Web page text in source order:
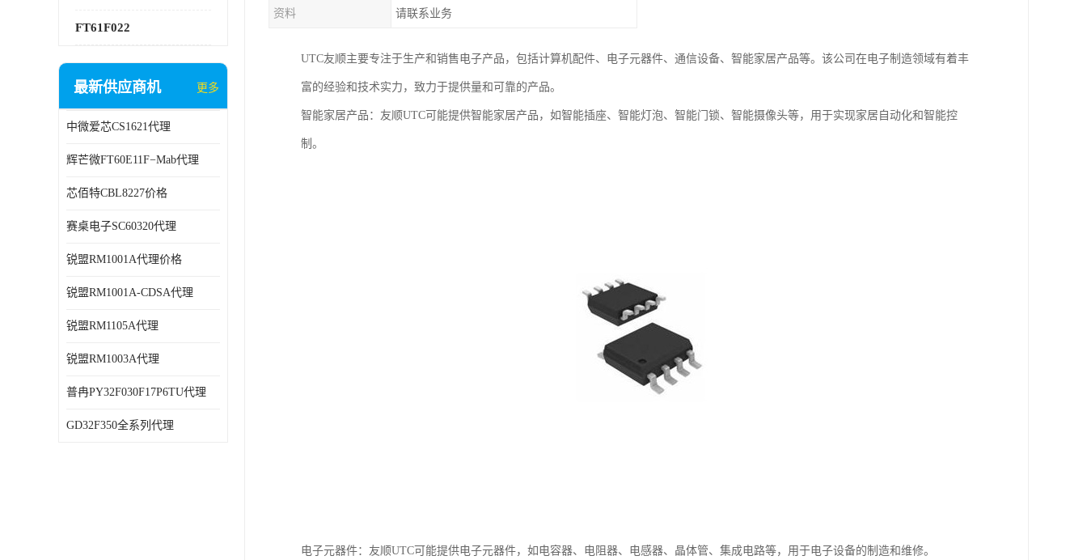
FT61F022
最新供应商机 更多
中微爱芯CS1621代理
辉芒微FT60E11F−Mab代理
芯佰特CBL8227价格
赛桌电子SC60320代理
锐盟RM1001A代理价格
锐盟RM1001A-CDSA代理
锐盟RM1105A代理
锐盟RM1003A代理
普冉PY32F030F17P6TU代理
GD32F350全系列代理
资料 请联系业务
UTC友顺主要专注于生产和销售电子产品，包括计算机配件、电子元器件、通信设备、智能家居产品等。该公司在电子制造领域有着丰
富的经验和技术实力，致力于提供量和可靠的产品。
智能家居产品：友顺UTC可能提供智能家居产品，如智能插座、智能灯泡、智能门锁、智能摄像头等，用于实现家居自动化和智能控
制。
电子元器件：友顺UTC可能提供电子元器件，如电容器、电阻器、电感器、晶体管、集成电路等，用于电子设备的制造和维修。